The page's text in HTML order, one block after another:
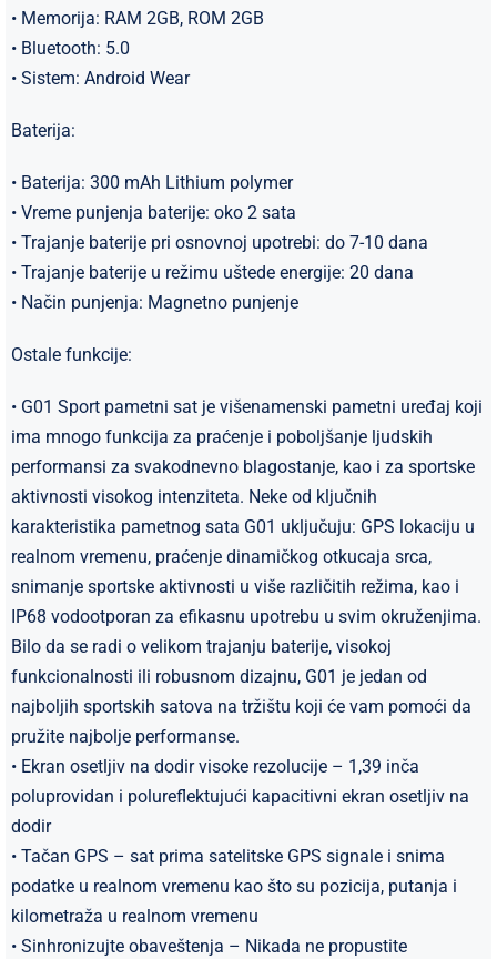
• Memorija: RAM 2GB, ROM 2GB
• Bluetooth: 5.0
• Sistem: Android Wear
Baterija:
• Baterija: 300 mAh Lithium polymer
• Vreme punjenja baterije: oko 2 sata
• Trajanje baterije pri osnovnoj upotrebi: do 7-10 dana
• Trajanje baterije u režimu uštede energije: 20 dana
• Način punjenja: Magnetno punjenje
Ostale funkcije:
• G01 Sport pametni sat je višenamenski pametni uređaj koji
ima mnogo funkcija za praćenje i poboljšanje ljudskih
performansi za svakodnevno blagostanje, kao i za sportske
aktivnosti visokog intenziteta. Neke od ključnih
karakteristika pametnog sata G01 uključuju: GPS lokaciju u
realnom vremenu, praćenje dinamičkog otkucaja srca,
snimanje sportske aktivnosti u više različitih režima, kao i
IP68 vodootporan za efikasnu upotrebu u svim okruženjima.
Bilo da se radi o velikom trajanju baterije, visokoj
funkcionalnosti ili robusnom dizajnu, G01 je jedan od
najboljih sportskih satova na tržištu koji će vam pomoći da
pružite najbolje performanse.
• Ekran osetljiv na dodir visoke rezolucije – 1,39 inča
poluprovidan i polureflektujući kapacitivni ekran osetljiv na
dodir
​• Tačan GPS – sat prima satelitske GPS signale i snima
podatke u realnom vremenu kao što su pozicija, putanja i
kilometraža u realnom vremenu
• Sinhronizujte obaveštenja – Nikada ne propustite